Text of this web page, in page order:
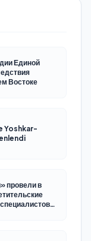
Единой
Востоке
Yoshkar-
провели в